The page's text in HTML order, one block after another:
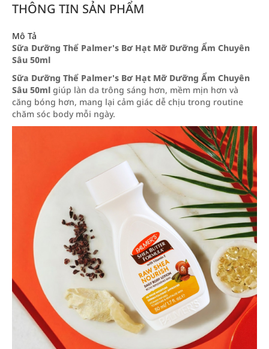
THÔNG TIN SẢN PHẨM
Mô Tả
Sữa Dưỡng Thể Palmer's Bơ Hạt Mỡ Dưỡng Ẩm Chuyên
Sâu 50ml
Sữa Dưỡng Thể Palmer's Bơ Hạt Mỡ Dưỡng Ẩm Chuyên
Sâu 50ml giúp làn da trông sáng hơn, mềm mịn hơn và
căng bóng hơn, mang lại cảm giác dễ chịu trong routine
chăm sóc body mỗi ngày.